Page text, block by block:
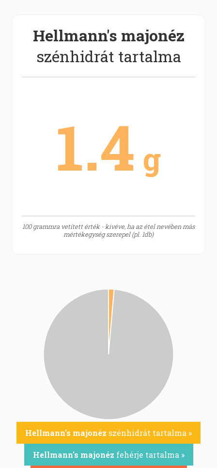
Hellmann's majonéz
szénhidrát tartalma
1.4 g
100 grammra vetített érték - kivéve, ha az étel nevében más
mértékegység szerepel (pl. 1db)
Hellmann's majonéz szénhidrát tartalma »
Hellmann's majonéz fehérje tartalma »